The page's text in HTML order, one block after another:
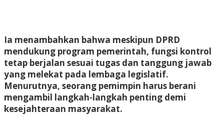
Ia menambahkan bahwa meskipun DPRD
mendukung program pemerintah, fungsi kontrol
tetap berjalan sesuai tugas dan tanggung jawab
yang melekat pada lembaga legislatif.
Menurutnya, seorang pemimpin harus berani
mengambil langkah-langkah penting demi
kesejahteraan masyarakat.